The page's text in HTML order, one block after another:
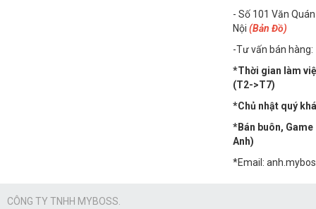
- Số 101 Văn
Nội (Bản Đồ)
-Tư vấn bán hàng:
*Thời gian làm
(T2->T7)
*Chủ nhật quý
*Bán buôn, Game
Anh)
*Email:
CÔNG TY TNHH MYBOSS.